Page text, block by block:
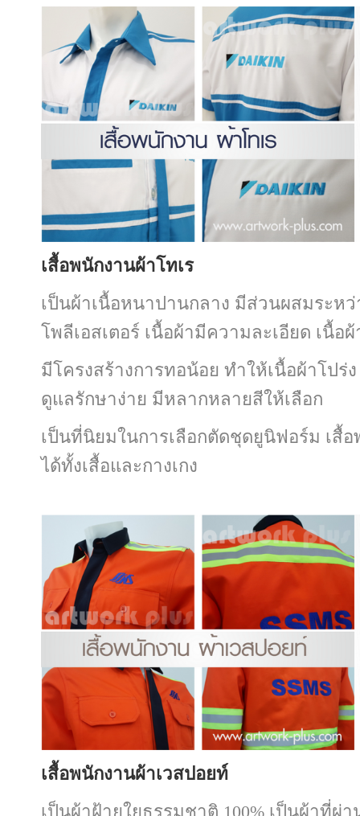
เสื้อพนักงานผ้าโทเร
เป็นผ้าเนื้อหนาปานกลาง มีส่วนผสมระห
โพลีเอสเตอร์ เนื้อผ้ามีความละเอียด เนื้อ
มีโครงสร้างการทอน้อย ทำให้เนื้อผ้าโปร่
ดูแลรักษาง่าย มีหลากหลายสีให้เลือก
เป็นที่นิยมในการเลือกตัดชุดยูนิฟอร์ม เสื้
ได้ทั้งเสื้อและกางเกง
เสื้อพนักงานผ้าเวสปอยท์
เป็นผ้าฝ้ายใยธรรมชาติ 100% เป็นผ้าที่ผ่